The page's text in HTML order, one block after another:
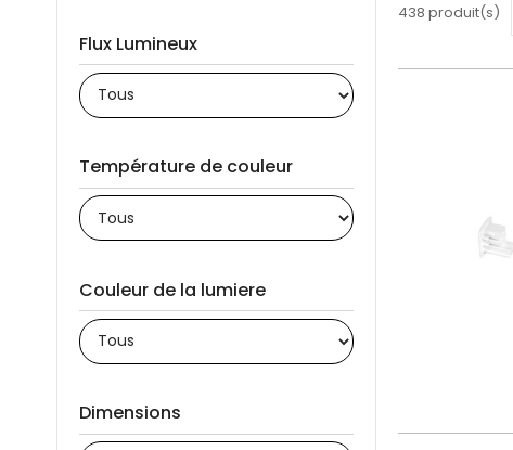
Flux Lumineux
Température de couleur
Couleur de la lumiere
Dimensions
438 produit(s)